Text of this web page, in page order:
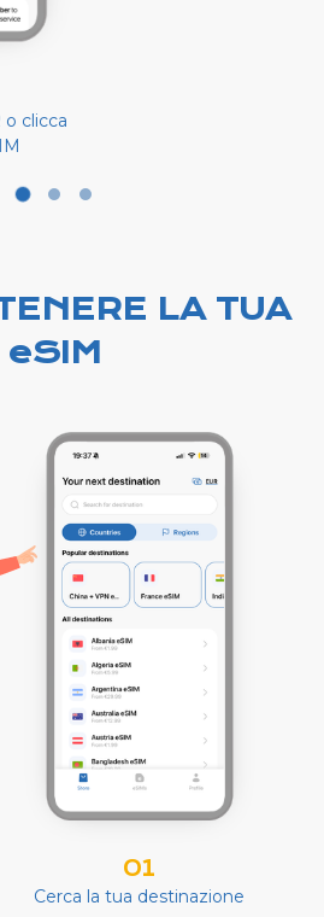
o clicca
LA TUA
eSIM
01
Cerca la tua destinazione